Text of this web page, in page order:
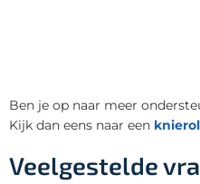
Ben je op naar meer
Kijk dan eens naar een knierol
Veelgestelde